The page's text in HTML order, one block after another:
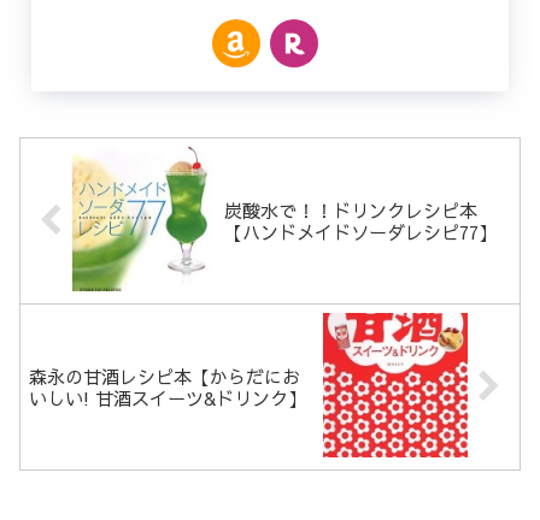
炭酸水で！！ドリンクレシピ本
【ハンドメイドソーダレシピ77】
森永の甘酒レシピ本【からだにお
いしい! 甘酒スイーツ&ドリンク】